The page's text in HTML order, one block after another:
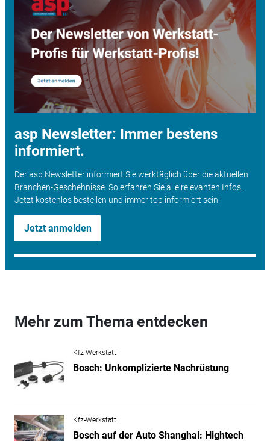
asp Newsletter: Immer bestens
informiert.
Der asp Newsletter informiert Sie werktäglich über die aktuellen
Branchen-Geschehnisse. So erfahren Sie alle relevanten Infos.
Jetzt kostenlos bestellen und immer top informiert sein!
Jetzt anmelden
Mehr zum Thema entdecken
Kfz-Werkstatt
Bosch: Unkomplizierte Nachrüstung
Kfz-Werkstatt
Bosch auf der Auto Shanghai: Hightech